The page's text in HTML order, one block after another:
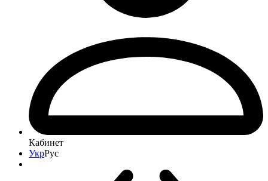
Кабинет
УкрРус